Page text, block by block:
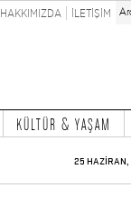
HAKKIMIZDA İLETİŞİM
KÜLTÜR & YAŞAM
25